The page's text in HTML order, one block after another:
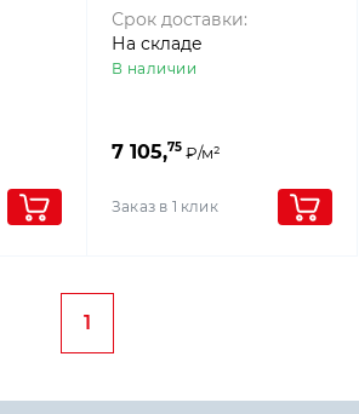
BRAUN, Westerwalder
klinker
Срок доставки:
На складе
В наличии
7 105,75 ₽/м²
Заказ в 1 клик
1